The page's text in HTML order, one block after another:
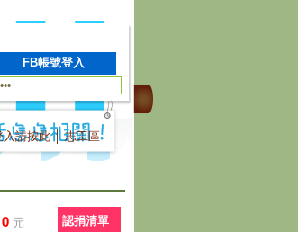
入請按此│志工區
0 元 認捐清單